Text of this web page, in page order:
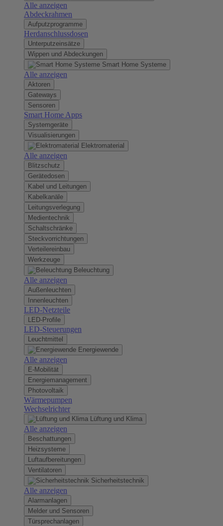
Alle anzeigen
Abdeckrahmen
Aufputzprogramme
Herdanschlussdosen
Unterputzeinsätze
Wippen und Abdeckungen
Smart Home Systeme
Alle anzeigen
Aktoren
Gateways
Sensoren
Smart Home Apps
Systemgeräte
Visualisierungen
Elektromaterial
Alle anzeigen
Blitzschutz
Gerätedosen
Kabel und Leitungen
Kabelkanäle
Leitungsverlegung
Medientechnik
Schaltschränke
Steckvorrichtungen
Verteilereinbau
Werkzeuge
Beleuchtung
Alle anzeigen
Außenleuchten
Innenleuchten
LED-Netzteile
LED-Profile
LED-Steuerungen
Leuchtmittel
Energiewende
Alle anzeigen
E-Mobilität
Energiemanagement
Photovoltaik
Wärmepumpen
Wechselrichter
Lüftung und Klima
Alle anzeigen
Beschattungen
Heizsysteme
Luftaufbereitungen
Ventilatoren
Sicherheitstechnik
Alle anzeigen
Alarmanlagen
Melder und Sensoren
Türsprechanlagen